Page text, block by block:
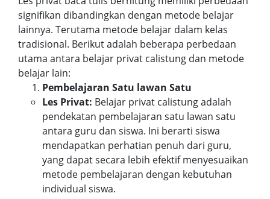
signifikan dibandingkan dengan metode belajar
lainnya. Terutama metode belajar dalam kelas
tradisional. Berikut adalah beberapa perbedaan
utama antara belajar privat calistung dan metode
belajar lain:
Pembelajaran Satu lawan Satu
Les Privat: Belajar privat calistung adalah
pendekatan pembelajaran satu lawan satu
antara guru dan siswa. Ini berarti siswa
mendapatkan perhatian penuh dari guru,
yang dapat secara lebih efektif menyesuaikan
metode pembelajaran dengan kebutuhan
individual siswa.